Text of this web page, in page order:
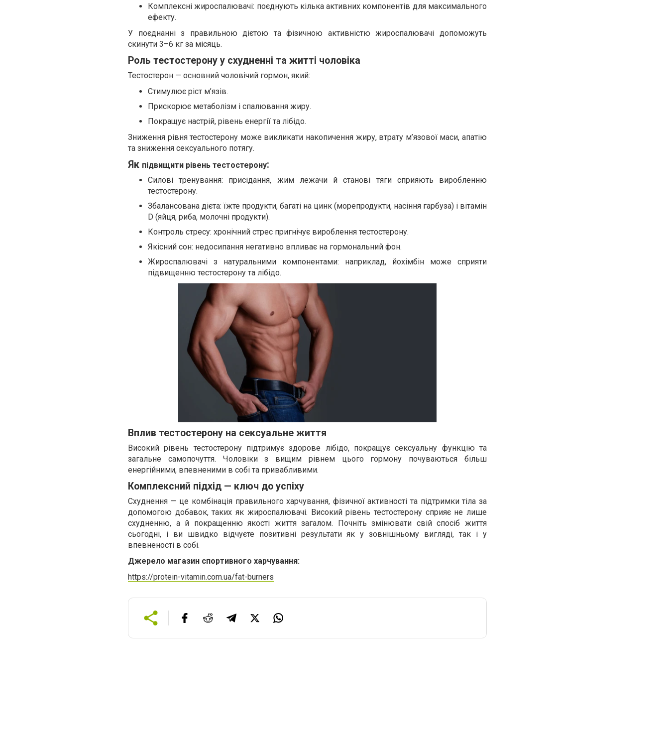
Комплексні жироспалювачі: поєднують кілька активних компонентів для максимального
ефекту.
У поєднанні з правильною дієтою та фізичною активністю жироспалювачі допоможуть
скинути 3–6 кг за місяць.
Роль тестостерону у схудненні та житті чоловіка
Тестостерон — основний чоловічий гормон, який:
Стимулює ріст м’язів.
Прискорює метаболізм і спалювання жиру.
Покращує настрій, рівень енергії та лібідо.
Зниження рівня тестостерону може викликати накопичення жиру, втрату м’язової маси, апатію
та зниження сексуального потягу.
Як підвищити рівень тестостерону:
Силові тренування: присідання, жим лежачи й станові тяги сприяють виробленню
тестостерону.
Збалансована дієта: їжте продукти, багаті на цинк (морепродукти, насіння гарбуза) і вітамін
D (яйця, риба, молочні продукти).
Контроль стресу: хронічний стрес пригнічує вироблення тестостерону.
Якісний сон: недосипання негативно впливає на гормональний фон.
Жироспалювачі з натуральними компонентами: наприклад, йохімбін може сприяти
підвищенню тестостерону та лібідо.
Вплив тестостерону на сексуальне життя
Високий рівень тестостерону підтримує здорове лібідо, покращує сексуальну функцію та
загальне самопочуття. Чоловіки з вищим рівнем цього гормону почуваються більш
енергійними, впевненими в собі та привабливими.
Комплексний підхід — ключ до успіху
Схуднення — це комбінація правильного харчування, фізичної активності та підтримки тіла за
допомогою добавок, таких як жироспалювачі. Високий рівень тестостерону сприяє не лише
схудненню, а й покращенню якості життя загалом. Почніть змінювати свій спосіб життя
сьогодні, і ви швидко відчуєте позитивні результати як у зовнішньому вигляді, так і у
впевненості в собі.
Джерело магазин спортивного харчування:
https://protein-vitamin.com.ua/fat-burners